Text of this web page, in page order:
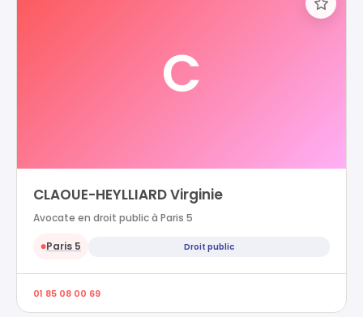
C
CLAOUE-HEYLLIARD Virginie
Avocate en droit public à Paris 5
●Paris 5 Droit public
01 85 08 00 69